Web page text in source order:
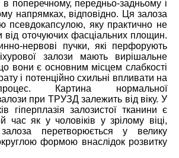
поперечному, передньо-задньому і
напрямках, відповідно. Ця залоза
псевдокапсулою, яку практично не
від оточуючих фасціальних площин.
нервові пучки, які перфорують
залози мають вирішальне
вони є основним місцем слабкості
і потенційно схильні впливати на
Картина нормальної
при ТРУЗД залежить від віку. У
гіперплазія залозистої тканини є
час як у чоловіків узрілому віці,
залоза перетворюється у велику
формою внаслідокрозвитку